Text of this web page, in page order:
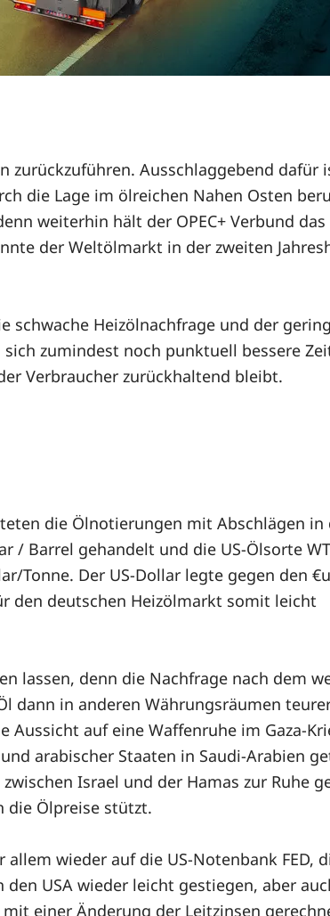
zurückzuführen. Ausschlaggebend dafür
die Lage im ölreichen Nahen Osten
weiterhin hält der OPEC+ Verbund das
der Weltölmarkt in der zweiten
schwache Heizölnachfrage und der
zumindest noch punktuell bessere
Verbraucher zurückhaltend bleibt.
die Ölnotierungen mit Abschlägen in
/ Barrel gehandelt und die US-Ölsorte
Tonne. Der US-Dollar legte gegen den
den deutschen Heizölmarkt somit leicht
lassen, denn die Nachfrage nach dem
dann in anderen Währungsräumen
Aussicht auf eine Waffenruhe im Gaza-
arabischer Staaten in Saudi-Arabien
Israel und der Hamas zur Ruhe
die Ölpreise stützt.
wieder auf die US-Notenbank FED,
USA wieder leicht gestiegen, aber
einer Änderung der Leitzinsen